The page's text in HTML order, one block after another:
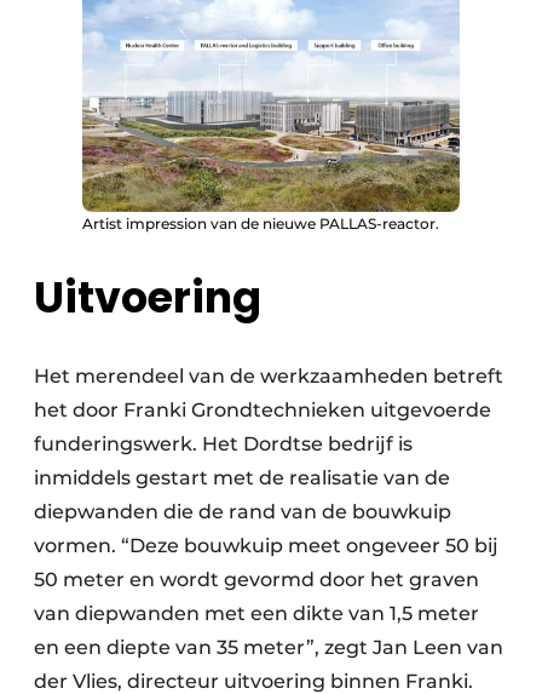
Artist impression van de nieuwe PALLAS-reactor.
Uitvoering
Het merendeel van de werkzaamheden betreft
het door Franki Grondtechnieken uitgevoerde
funderingswerk. Het Dordtse bedrijf is
inmiddels gestart met de realisatie van de
diepwanden die de rand van de bouwkuip
vormen. “Deze bouwkuip meet ongeveer 50 bij
50 meter en wordt gevormd door het graven
van diepwanden met een dikte van 1,5 meter
en een diepte van 35 meter”, zegt Jan Leen van
der Vlies, directeur uitvoering binnen Franki.